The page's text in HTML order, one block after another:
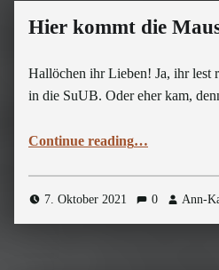
Hier kommt die
Hallöchen ihr Lieben! Ja, ihr lest
in die SuUB. Oder eher kam,
Continue reading…
7. Oktober 2021 0 Ann-